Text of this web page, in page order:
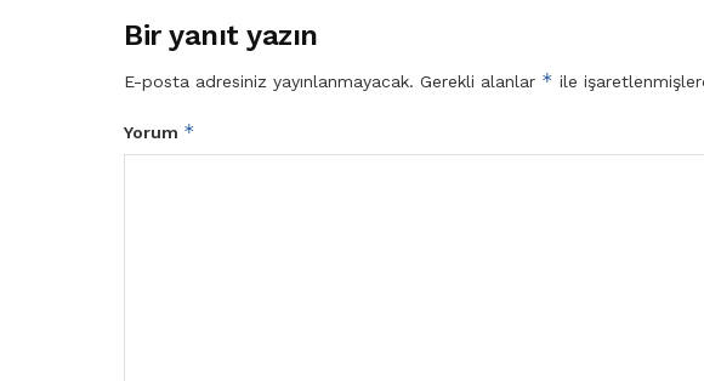
Bir yanıt yazın
E-posta adresiniz yayınlanmayacak. Gerekli alanlar * ile
Yorum *